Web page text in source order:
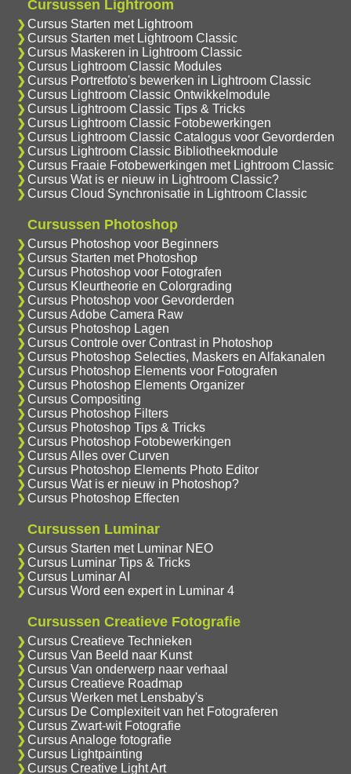
Cursussen Lightroom
Cursus Starten met Lightroom
Cursus Starten met Lightroom Classic
Cursus Maskeren in Lightroom Classic
Cursus Lightroom Classic Modules
Cursus Portretfoto's bewerken in Lightroom Classic
Cursus Lightroom Classic Ontwikkelmodule
Cursus Lightroom Classic Tips & Tricks
Cursus Lightroom Classic Fotobewerkingen
Cursus Lightroom Classic Catalogus voor Gevorderden
Cursus Lightroom Classic Bibliotheekmodule
Cursus Fraaie Fotobewerkingen met Lightroom Classic
Cursus Wat is er nieuw in Lightroom Classic?
Cursus Cloud Synchronisatie in Lightroom Classic
Cursussen Photoshop
Cursus Photoshop voor Beginners
Cursus Starten met Photoshop
Cursus Photoshop voor Fotografen
Cursus Kleurtheorie en Colorgrading
Cursus Photoshop voor Gevorderden
Cursus Adobe Camera Raw
Cursus Photoshop Lagen
Cursus Controle over Contrast in Photoshop
Cursus Photoshop Selecties, Maskers en Alfakanalen
Cursus Photoshop Elements voor Fotografen
Cursus Photoshop Elements Organizer
Cursus Compositing
Cursus Photoshop Filters
Cursus Photoshop Tips & Tricks
Cursus Photoshop Fotobewerkingen
Cursus Alles over Curven
Cursus Photoshop Elements Photo Editor
Cursus Wat is er nieuw in Photoshop?
Cursus Photoshop Effecten
Cursussen Luminar
Cursus Starten met Luminar NEO
Cursus Luminar Tips & Tricks
Cursus Luminar AI
Cursus Word een expert in Luminar 4
Cursussen Creatieve Fotografie
Cursus Creatieve Technieken
Cursus Van Beeld naar Kunst
Cursus Van onderwerp naar verhaal
Cursus Creatieve Roadmap
Cursus Werken met Lensbaby's
Cursus De Complexiteit van het Fotograferen
Cursus Zwart-wit Fotografie
Cursus Analoge fotografie
Cursus Lightpainting
Cursus Creative Light Art